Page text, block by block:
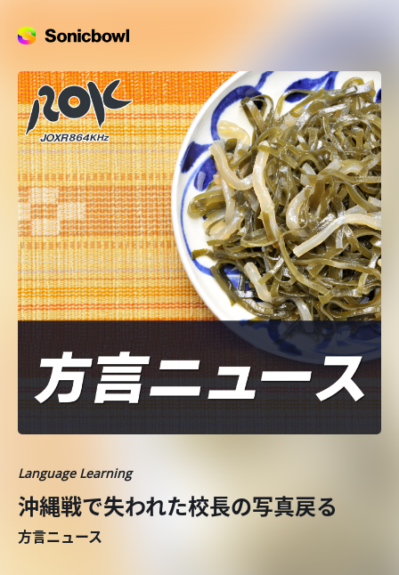
Language Learning
沖縄戦で失われた校長の写真戻る
方言ニュース